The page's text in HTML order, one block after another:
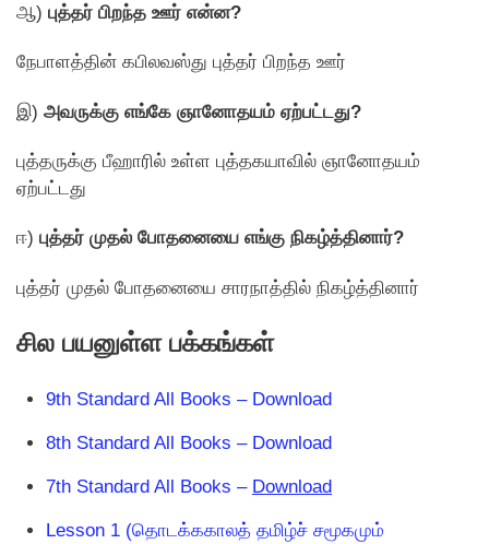
ஆ) புத்தர் பிறந்த ஊர் என்ன?
நேபாளத்தின் கபிலவஸ்து புத்தர் பிறந்த ஊர்
இ) அவருக்கு எங்கே ஞானோதயம் ஏற்பட்டது?
புத்தருக்கு பீஹாரில் உள்ள புத்தகயாவில் ஞானோதயம்
ஏற்பட்டது
ஈ) புத்தர் முதல் போதனையை எங்கு நிகழ்த்தினார்?
புத்தர் முதல் போதனையை சாரநாத்தில் நிகழ்த்தினார்
சில பயனுள்ள பக்கங்கள்
9th Standard All Books – Download
8th Standard All Books – Download
7th Standard All Books – Download
Lesson 1 (தொடக்ககாலத் தமிழ்ச் சமூகமும்